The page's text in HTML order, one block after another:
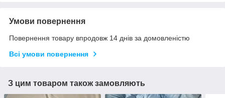
Умови повернення
Повернення товару впродовж 14 днів за домовленістю
Всі умови повернення
З цим товаром також замовляють